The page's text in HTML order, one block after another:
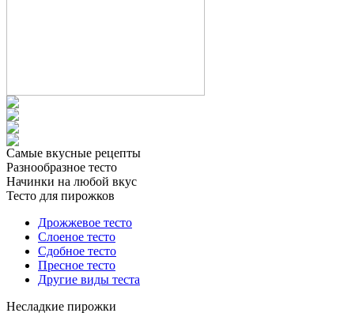
Самые вкусные рецепты
Разнообразное тесто
Начинки на любой вкус
Тесто для пирожков
Дрожжевое тесто
Слоеное тесто
Сдобное тесто
Пресное тесто
Другие виды теста
Несладкие пирожки